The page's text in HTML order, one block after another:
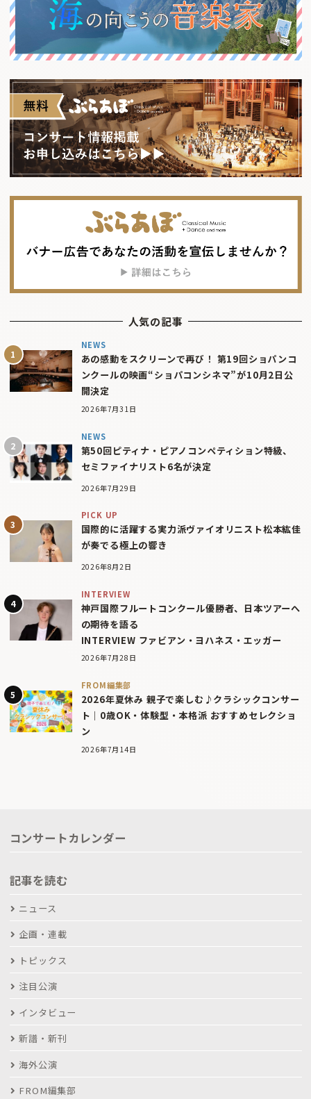
人気の記事
NEWS
あの感動をスクリーンで再び！ 第19回ショパンコ
ンクールの映画“ショパコンシネマ”が10月2日公
開決定
2026年7月31日
NEWS
第50回ピティナ・ピアノコンペティション特級、
セミファイナリスト6名が決定
2026年7月29日
PICK UP
国際的に活躍する実力派ヴァイオリニスト松本紘佳
が奏でる極上の響き
2026年8月2日
INTERVIEW
神戸国際フルートコンクール優勝者、日本ツアーへ
の期待を語る
INTERVIEW ファビアン・ヨハネス・エッガー
2026年7月28日
FROM編集部
2026年夏休み 親子で楽しむ♪クラシックコンサー
ト｜0歳OK・体験型・本格派 おすすめセレクショ
ン
2026年7月14日
コンサートカレンダー
記事を読む
ニュース
企画・連載
トピックス
注目公演
インタビュー
新譜・新刊
海外公演
FROM編集部